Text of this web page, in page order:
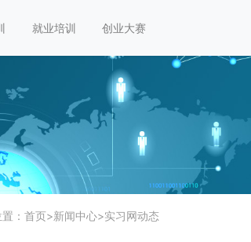
就业培训 创业大赛
： 首页>新闻中心>实习网动态